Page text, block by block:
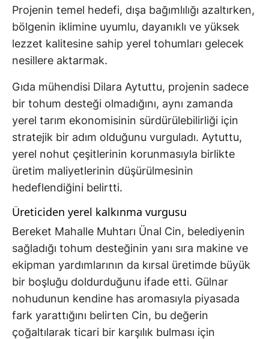
Projenin temel hedefi, dışa bağımlılığı azaltırken,
bölgenin iklimine uyumlu, dayanıklı ve yüksek
lezzet kalitesine sahip yerel tohumları gelecek
nesillere aktarmak.
Gıda mühendisi Dilara Aytuttu, projenin sadece
bir tohum desteği olmadığını, aynı zamanda
yerel tarım ekonomisinin sürdürülebilirliği için
stratejik bir adım olduğunu vurguladı. Aytuttu,
yerel nohut çeşitlerinin korunmasıyla birlikte
üretim maliyetlerinin düşürülmesinin
hedeflendiğini belirtti.
Üreticiden yerel kalkınma vurgusu
Bereket Mahalle Muhtarı Ünal Cin, belediyenin
sağladığı tohum desteğinin yanı sıra makine ve
ekipman yardımlarının da kırsal üretimde büyük
bir boşluğu doldurduğunu ifade etti. Gülnar
nohudunun kendine has aromasıyla piyasada
fark yarattığını belirten Cin, bu değerin
çoğaltılarak ticari bir karşılık bulması için